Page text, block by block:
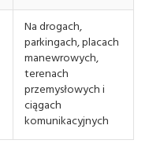
Na drogach,
parkingach, placach
manewrowych,
terenach
przemysłowych i
ciągach
komunikacyjnych